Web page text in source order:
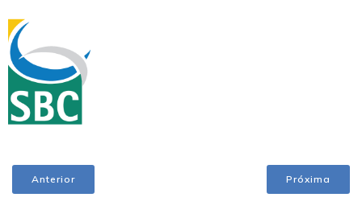
Anterior Próxima